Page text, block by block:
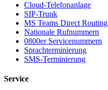
Cloud-Telefonanlage
SIP-Trunk
MS Teams Direct Routing
Nationale Rufnummern
0800er Servicenummern
Sprachterminierung
SMS-Terminierung
Service